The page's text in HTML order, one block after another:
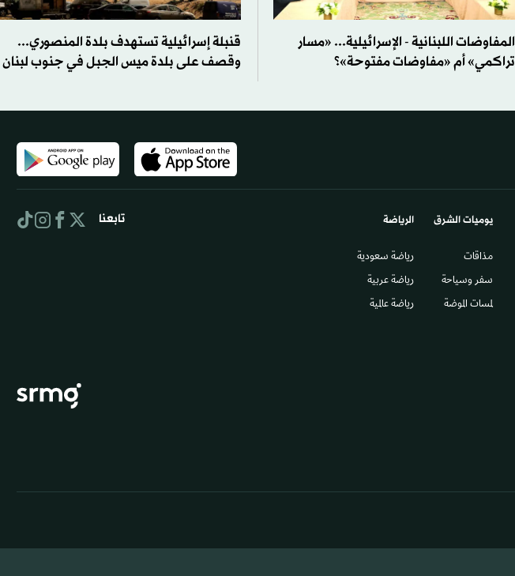
المفاوضات اللبنانية - الإسرائيلية... «مسار
تراكمي» أم «مفاوضات مفتوحة»؟
قنبلة إسرائيلية تستهدف بلدة المنصوري...
وقصف على بلدة ميس الجبل في جنوب لبنان
يوميات الشرق​
مذاقات
سفر وسياحة
لمسات الموضة
الرياضة
رياضة سعودية
رياضة عربية
رياضة عالمية
تابعنا